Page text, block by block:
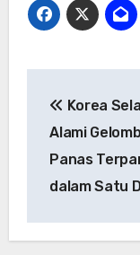
pos
Korea
Alami
Panas
dalam Satu